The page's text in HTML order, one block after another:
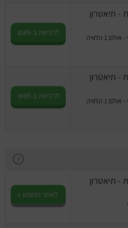
- תיאטרון
תיאטרון הקאמרי - אולם 1 הלוויה
לרכישה ב-₪89
- תיאטרון
תיאטרון הקאמרי - אולם 1 הלוויה
לרכישה ב-₪89
?
- תיאטרון
לאתר המופע »